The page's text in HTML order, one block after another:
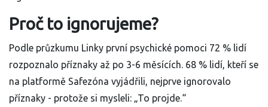
Proč to ignorujeme?
Podle průzkumu Linky první psychické pomoci 72 % lidí
rozpoznalo příznaky až po 3-6 měsících. 68 % lidí, kteří se
na platformě Safezóna vyjádřili, nejprve ignorovalo
příznaky - protože si mysleli: „To projde.“